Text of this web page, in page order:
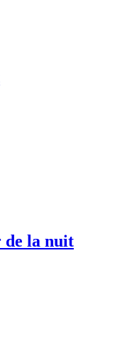
de la nuit